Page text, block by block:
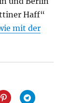
Haff“
mit der